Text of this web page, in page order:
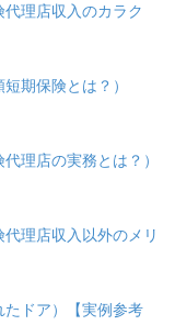
理店収入のカラク
期保険とは？）
理店の実務とは？）
理店収入以外のメリ
ドア）【実例参考